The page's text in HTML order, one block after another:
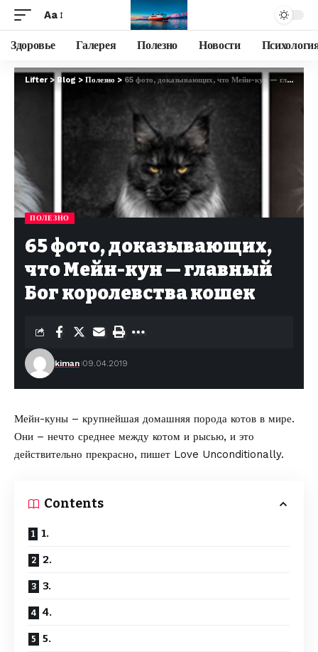
Aa
Здоровье Галерея Полезно Новости
Lifter >Blog > Полезно > 65 фото, доказывающих, что Мейн-кун — главный Бог королевства кошек
ПОЛЕЗНО
65 фото, доказывающих,
что Мейн-кун — главный
Бог королевства кошек
kiman 09.04.2019
Мейн-куны – крупнейшая домашняя порода котов в мире.
Они – нечто среднее между котом и рысью, и это
действительно прекрасно, пишет Love Unconditionally.
Contents
1.
2.
3.
4.
5.